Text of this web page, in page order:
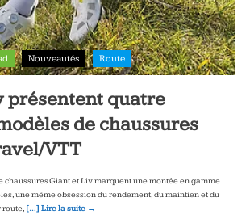
Nouveautés Route
présentent quatre
de chaussures
VTT
chaussures Giant et Liv marquent une montée en gamme
une même obsession du rendement, du maintien et du
route, […] Lire la suite →